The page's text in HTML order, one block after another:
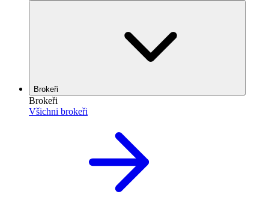
Brokeři
Brokeři
Všichni brokeři